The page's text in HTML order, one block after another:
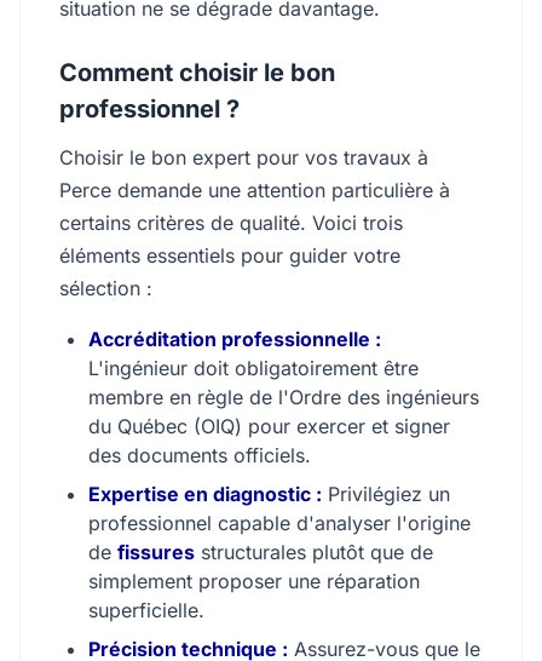
situation ne se dégrade davantage.
Comment choisir le bon
professionnel ?
Choisir le bon expert pour vos travaux à
Perce demande une attention particulière à
certains critères de qualité. Voici trois
éléments essentiels pour guider votre
sélection :
Accréditation professionnelle :
L'ingénieur doit obligatoirement être
membre en règle de l'Ordre des ingénieurs
du Québec (OIQ) pour exercer et signer
des documents officiels.
Expertise en diagnostic : Privilégiez un
professionnel capable d'analyser l'origine
de fissures structurales plutôt que de
simplement proposer une réparation
superficielle.
Précision technique : Assurez-vous que le